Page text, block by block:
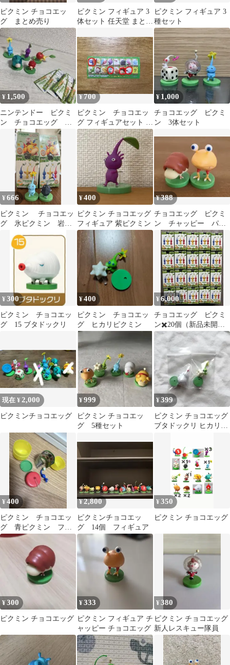
ピクミン チョコエッ
グ まとめ売り
ピクミン フィギュア 3
体セット 任天堂 まとめ
ピクミン フィギュア 3
種セット
¥ 1,500
ニンテンドー ピクミ
ン チョコエッグ セ
¥700
ピクミン チョコエッ
グ フィギュアセット 4
体
¥ 1,000
チョコエッグ ピクミ
ン 3体セット
¥666
ピクミン チョコエッ
グ 氷ピクミン 岩ピ
クミン
¥400
ピクミン チョコエッグ
フィギュア 紫ピクミン
¥388
チョコエッグ ピクミ
ン チャッピー パン
モドキ
¥300
ピクミン チョコエッ
グ 15 ブタドックリ
¥400
ピクミン チョコエッ
グ ヒカリピクミン
¥6,000
チョコエッグ ピクミ
ン✖️20個（新品未開
封）
現在 ¥2,000
ピクミンチョコエッグ
¥999
ピクミン チョコエッ
グ 5種セット
¥399
ピクミン チョコエッグ
ブタドックリ ヒカリピ
¥400
ピクミン チョコエッ
グ 青ピクミン フィ
ギュア
¥2,800
ピクミンチョコエッ
グ 14個 フィギュア
¥350
ピクミン チョコエッグ
¥300
ピクミン チョコエッグ
¥333
ピクミン フィギュア チ
ャッピー チョコエッグ
¥380
ピクミン チョコエッグ
新人レスキュー隊員